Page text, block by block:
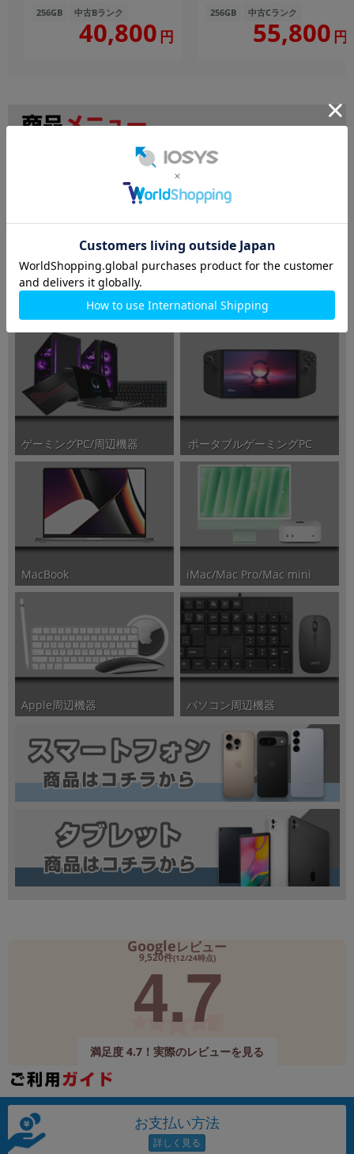
256GB 中古Bランク
40,800 円
256GB 中古Cランク
55,800 円
ノートパソコン デスクトップPC
ゲーミングPC/周辺機器 ポータブルゲーミングPC
MacBook iMac/Mac Pro/Mac mini
Apple周辺機器 パソコン周辺機器
Googleレビュー
9,520件(12/24時点)
4.7
満足度 4.7！実際のレビューを見る
お支払い方法